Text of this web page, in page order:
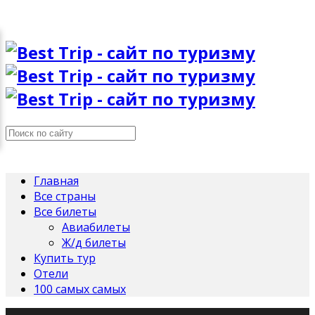
Главная
Все страны
Все билеты
Авиабилеты
Ж/д билеты
Купить тур
Отели
100 самых самых